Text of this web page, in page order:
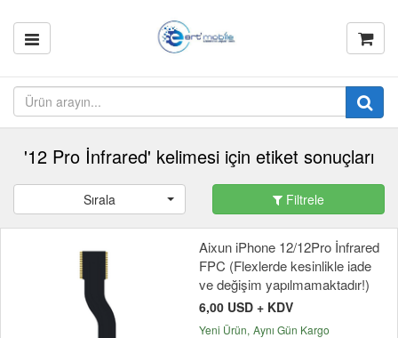
'12 Pro İnfrared' kelimesi için etiket sonuçları
Sırala Filtrele
Aixun iPhone 12/12Pro İnfrared
FPC (Flexlerde kesinlikle iade
ve değişim yapılmamaktadır!)
6,00 USD + KDV
Yeni Ürün Aynı Gün Kargo